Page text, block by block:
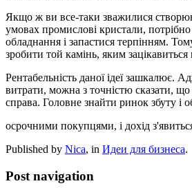
Якщо ж ви все-таки зважилися
умовах промислові кристали,
обладнання і запастися терпінням.
зробити той камінь, яким зацікавиться
Рентабельність даної ідеї зашкалює.
витрати, можна з точністю сказати,
справа. Головне знайти ринок збуту і
осрочними покупцями, і дохід
Published by Nica, in Идеи для бизнеса.
Post navigation